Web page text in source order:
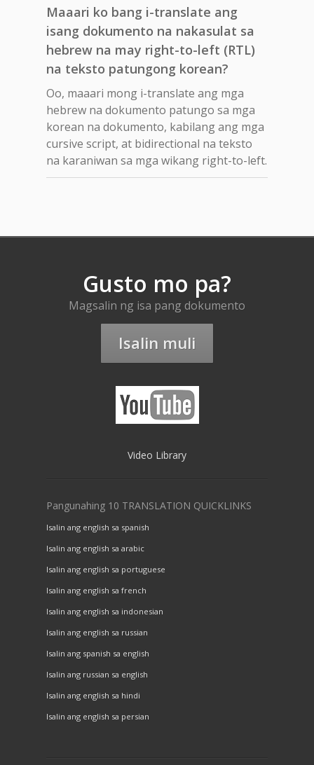
Maaari ko bang i-translate ang
isang dokumento na nakasulat sa
hebrew na may right-to-left (RTL)
na teksto patungong korean?
Oo, maaari mong i-translate ang mga
hebrew na dokumento patungo sa mga
korean na dokumento, kabilang ang mga
cursive script, at bidirectional na teksto
na karaniwan sa mga wikang right-to-left.
Gusto mo pa?
Magsalin ng isa pang dokumento
Isalin muli
Video Library
Pangunahing 10 TRANSLATION QUICKLINKS
Isalin ang english sa spanish
Isalin ang english sa arabic
Isalin ang english sa portuguese
Isalin ang english sa french
Isalin ang english sa indonesian
Isalin ang english sa russian
Isalin ang spanish sa english
Isalin ang russian sa english
Isalin ang english sa hindi
Isalin ang english sa persian